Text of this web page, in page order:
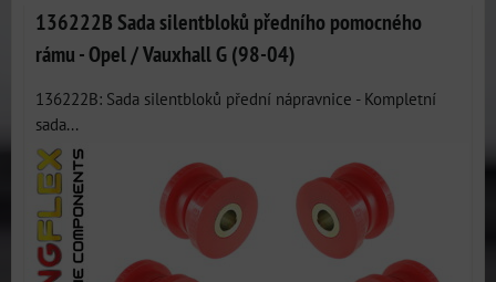
136222B Sada silentbloků předního pomocného
rámu - Opel / Vauxhall G (98-04)
136222B: Sada silentbloků přední nápravnice - Kompletní
sada...